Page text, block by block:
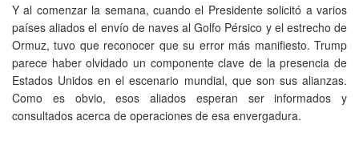
Y al comenzar la semana, cuando el Presidente solicitó a varios
países aliados el envío de naves al Golfo Pérsico y el estrecho de
Ormuz, tuvo que reconocer que su error más manifiesto. Trump
parece haber olvidado un componente clave de la presencia de
Estados Unidos en el escenario mundial, que son sus alianzas.
Como es obvio, esos aliados esperan ser informados y
consultados acerca de operaciones de esa envergadura.